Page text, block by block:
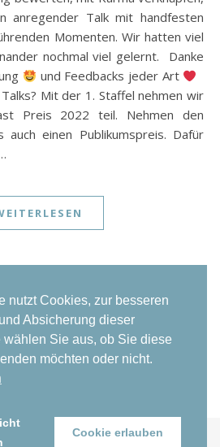
anregender Talk mit handfesten
Momenten. Wir hatten viel
nochmal viel gelernt. Danke
und Feedbacks jeder Art
Mit der 1. Staffel nehmen wir
Preis 2022 teil. Nehmen den
auch einen Publikumspreis. Dafür
nutzt Cookies, zur besseren
Absicherung dieser
wählen Sie aus, ob Sie diese
möchten oder nicht.
Cookie erlauben